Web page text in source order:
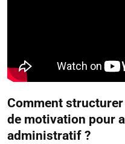
Comment
de motivation pour
administratif ?